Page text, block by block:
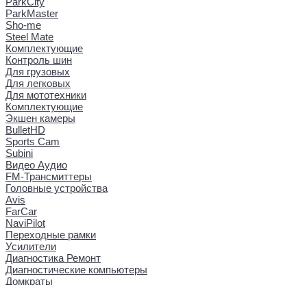
ParkMaster
Sho-me
Steel Mate
Комплектующие
Контроль шин
Для грузовых
Для легковых
Для мототехники
Комплектующие
Экшен камеры
BulletHD
Sports Cam
Subini
Видео Аудио
FM-Трансмиттеры
Головные устройства
Avis
FarCar
NaviPilot
Переходные рамки
Усилители
Диагностика Ремонт
Диагностические компьютеры
Домкраты